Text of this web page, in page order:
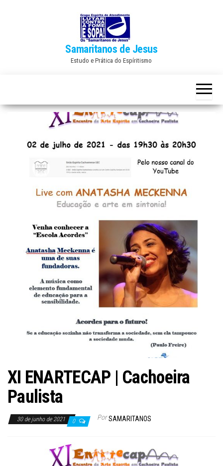
Samaritanos de Jesus
Estudo e Prática do Espíritismo
XI ENARTECAP | Cachoeira
Paulista
30 de junho de 2021 0 Por SAMARITANOS